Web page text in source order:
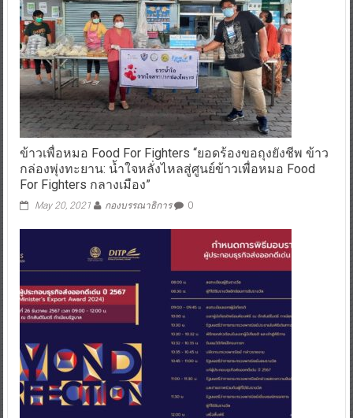
ข้าวเพื่อหมอ Food For Fighters “ยอดร้องขอถุงยังชีพ ข้าว
กล่องพุ่งทะยาน: น้ำใจหลั่งไหลสู่ศูนย์ข้าวเพื่อหมอ Food
For Fighters กลางเมือง”
May 20, 2021 กองบรรณาธิการ 0